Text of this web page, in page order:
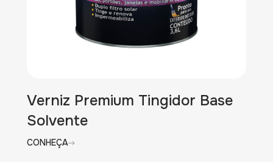
Verniz Premium Tingidor Base
Solvente
CONHEÇA